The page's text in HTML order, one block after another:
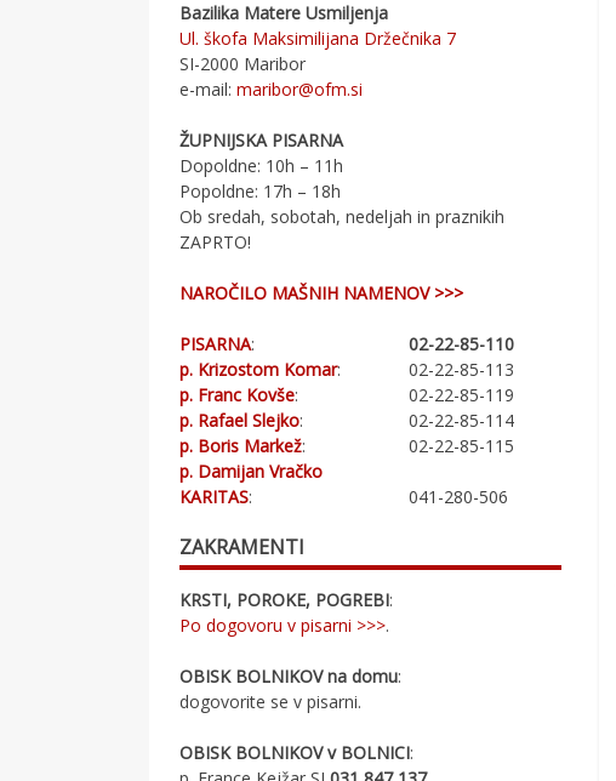
Bazilika Matere Usmiljenja
Ul. škofa Maksimilijana Držečnika 7
SI-2000 Maribor
e-mail:maribor@ofm.si
ŽUPNIJSKA PISARNA
Dopoldne: 10h – 11h
Popoldne: 17h – 18h
Ob sredah, sobotah, nedeljah in praznikih
ZAPRTO!
NAROČILO MAŠNIH NAMENOV >>>
PISARNA:
02-22-85-110
p. Krizostom Komar:
02-22-85-113
p. Franc Kovše:
02-22-85-119
p. Rafael Slejko:
02-22-85-114
p. Boris Markež:
02-22-85-115
p. Damijan Vračko
KARITAS: 041-280-506
ZAKRAMENTI
KRSTI, POROKE, POGREBI:
Po dogovoru v pisarni >>>.
OBISK BOLNIKOV na domu:
dogovorite se v pisarni.
OBISK BOLNIKOV v BOLNICI: